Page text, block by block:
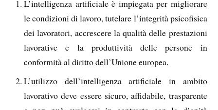
L’intelligenza artificiale è impiegata per migliorare
le condizioni di lavoro, tutelare l’integrità psicofisica
dei lavoratori, accrescere la qualità delle prestazioni
lavorative e la produttività delle persone in
conformità al diritto dell’Unione europea.
L’utilizzo dell’intelligenza artificiale in ambito
lavorativo deve essere sicuro, affidabile, trasparente